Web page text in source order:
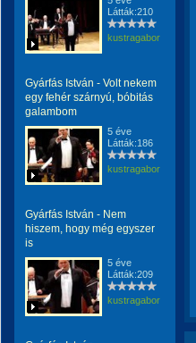
Látták:210
kustragabor
Gyárfás István - Volt nekem
egy fehér szárnyú, bóbitás
galambom
5 éve
Látták:186
kustragabor
Gyárfás István - Nem
hiszem, hogy még egyszer
is
5 éve
Látták:209
kustragabor